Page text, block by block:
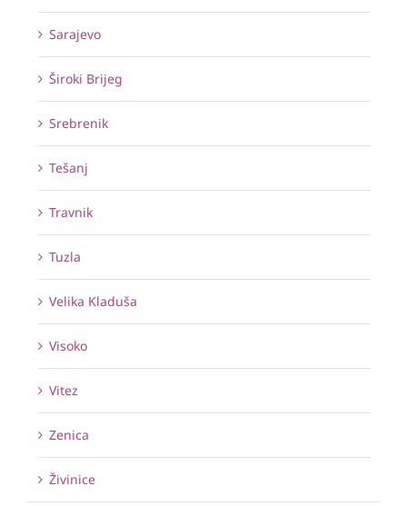
Sarajevo
Široki Brijeg
Srebrenik
Tešanj
Travnik
Tuzla
Velika Kladuša
Visoko
Vitez
Zenica
Živinice